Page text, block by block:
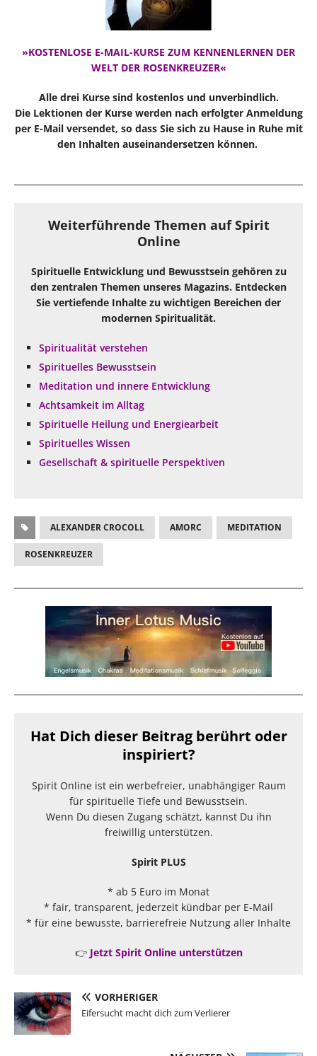
»KOSTENLOSE E-MAIL-KURSE ZUM KENNENLERNEN DER
WELT DER ROSENKREUZER«
Alle drei Kurse sind kostenlos und unverbindlich.
Die Lektionen der Kurse werden nach erfolgter Anmeldung
per E-Mail versendet, so dass Sie sich zu Hause in Ruhe mit
den Inhalten auseinandersetzen können.
Weiterführende Themen auf Spirit
Online
Spirituelle Entwicklung und Bewusstsein gehören zu
den zentralen Themen unseres Magazins. Entdecken
Sie vertiefende Inhalte zu wichtigen Bereichen der
modernen Spiritualität.
Spiritualität verstehen
Spirituelles Bewusstsein
Meditation und innere Entwicklung
Achtsamkeit im Alltag
Spirituelle Heilung und Energiearbeit
Spirituelles Wissen
Gesellschaft & spirituelle Perspektiven
ALEXANDER CROCOLL AMORC MEDITATION
ROSENKREUZER
Hat Dich dieser Beitrag berührt oder
inspiriert?
Spirit Online ist ein werbefreier, unabhängiger Raum
für spirituelle Tiefe und Bewusstsein.
Wenn Du diesen Zugang schätzt, kannst Du ihn
freiwillig unterstützen.
Spirit PLUS
* ab 5 Euro im Monat
* fair, transparent, jederzeit kündbar per E-Mail
* für eine bewusste, barrierefreie Nutzung aller Inhalte
👉 Jetzt Spirit Online unterstützen
VORHERIGER
Eifersucht macht dich zum Verlierer